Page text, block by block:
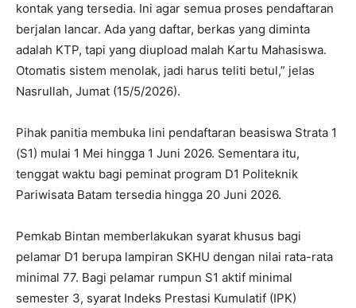
kontak yang tersedia. Ini agar semua proses pendaftaran
berjalan lancar. Ada yang daftar, berkas yang diminta
adalah KTP, tapi yang diupload malah Kartu Mahasiswa.
Otomatis sistem menolak, jadi harus teliti betul,” jelas
Nasrullah, Jumat (15/5/2026).
Pihak panitia membuka lini pendaftaran beasiswa Strata 1
(S1) mulai 1 Mei hingga 1 Juni 2026. Sementara itu,
tenggat waktu bagi peminat program D1 Politeknik
Pariwisata Batam tersedia hingga 20 Juni 2026.
Pemkab Bintan memberlakukan syarat khusus bagi
pelamar D1 berupa lampiran SKHU dengan nilai rata-rata
minimal 77. Bagi pelamar rumpun S1 aktif minimal
semester 3, syarat Indeks Prestasi Kumulatif (IPK)